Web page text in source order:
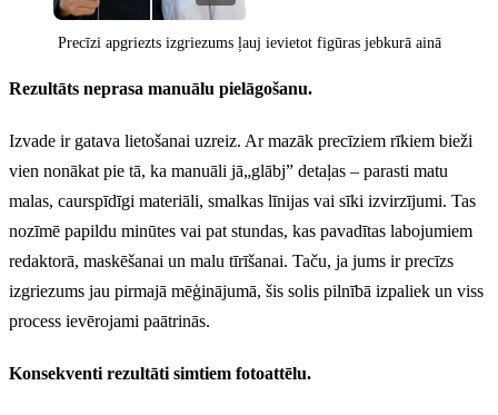
Precīzi apgriezts izgriezums ļauj ievietot figūras jebkurā ainā
Rezultāts neprasa manuālu pielāgošanu.
Izvade ir gatava lietošanai uzreiz. Ar mazāk precīziem rīkiem bieži
vien nonākat pie tā, ka manuāli jā„glābj” detaļas – parasti matu
malas, caurspīdīgi materiāli, smalkas līnijas vai sīki izvirzījumi. Tas
nozīmē papildu minūtes vai pat stundas, kas pavadītas labojumiem
redaktorā, maskēšanai un malu tīrīšanai. Taču, ja jums ir precīzs
izgriezums jau pirmajā mēģinājumā, šis solis pilnībā izpaliek un viss
process ievērojami paātrinās.
Konsekventi rezultāti simtiem fotoattēlu.